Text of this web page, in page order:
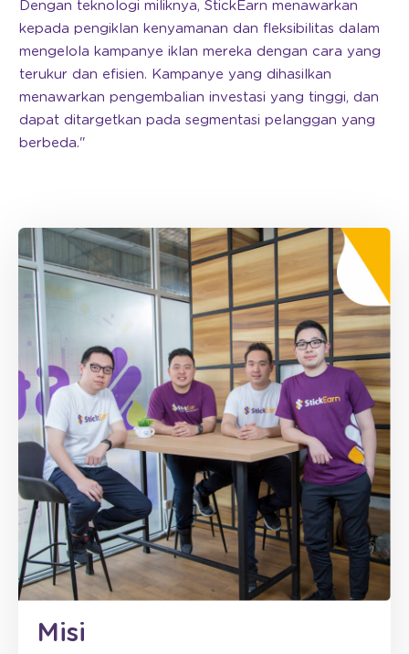
Dengan teknologi miliknya, StickEarn menawarkan
kepada pengiklan kenyamanan dan fleksibilitas dalam
mengelola kampanye iklan mereka dengan cara yang
terukur dan efisien. Kampanye yang dihasilkan
menawarkan pengembalian investasi yang tinggi, dan
dapat ditargetkan pada segmentasi pelanggan yang
berbeda."
Misi